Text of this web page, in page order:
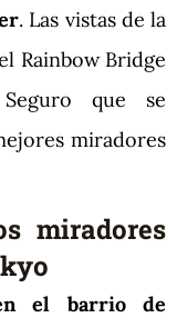
. Las vistas de la
Rainbow Bridge
que se
miradores
miradores
el barrio de